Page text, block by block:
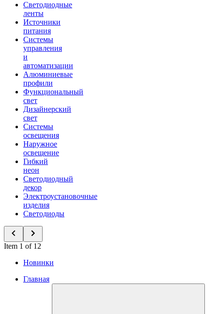
Светодиодные
ленты
Источники
питания
Системы
управления
и
автоматизации
Алюминиевые
профили
Функциональный
свет
Дизайнерский
свет
Системы
освещения
Наружное
освещение
Гибкий
неон
Светодиодный
декор
Электроустановочные
изделия
Светодиоды
Item 1 of 12
Новинки
Главная